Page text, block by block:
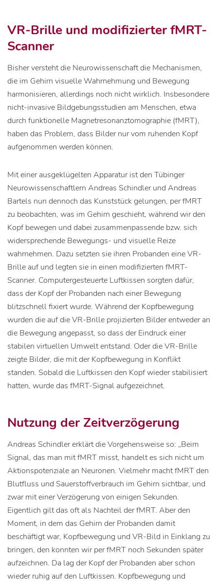
VR-Brille und modifizierter fMRT-
Scanner
Bisher versteht die Neurowissenschaft die Mechanismen,
die im Gehirn visuelle Wahrnehmung und Bewegung
harmonisieren, allerdings noch nicht wirklich. Insbesondere
nicht-invasive Bildgebungsstudien am Menschen, etwa
durch funktionelle Magnetresonanztomographie (fMRT),
haben das Problem, dass Bilder nur vom ruhenden Kopf
aufgenommen werden können.
Mit einer ausgeklügelten Apparatur ist den Tübinger
Neurowissenschaftlern Andreas Schindler und Andreas
Bartels nun dennoch das Kunststück gelungen, per fMRT
zu beobachten, was im Gehirn geschieht, während wir den
Kopf bewegen und dabei zusammenpassende bzw. sich
widersprechende Bewegungs- und visuelle Reize
wahrnehmen. Dazu setzten sie ihren Probanden eine VR-
Brille auf und legten sie in einen modifizierten fMRT-
Scanner. Computergesteuerte Luftkissen sorgten dafür,
dass der Kopf der Probanden nach einer Bewegung
blitzschnell fixiert wurde. Während der Kopfbewegung
wurden die auf die VR-Brille projizierten Bilder entweder an
die Bewegung angepasst, so dass der Eindruck einer
stabilen virtuellen Umwelt entstand. Oder die VR-Brille
zeigte Bilder, die mit der Kopfbewegung in Konflikt
standen. Sobald die Luftkissen den Kopf wieder stabilisiert
hatten, wurde das fMRT-Signal aufgezeichnet.
Nutzung der Zeitverzögerung
Andreas Schindler erklärt die Vorgehensweise so: „Beim
Signal, das man mit fMRT misst, handelt es sich nicht um
Aktionspotenziale an Neuronen. Vielmehr macht fMRT den
Blutfluss und Sauerstoffverbrauch im Gehirn sichtbar, und
zwar mit einer Verzögerung von einigen Sekunden.
Eigentlich gilt das oft als Nachteil der fMRT. Aber den
Moment, in dem das Gehirn der Probanden damit
beschäftigt war, Kopfbewegung und VR-Bild in Einklang zu
bringen, den konnten wir per fMRT noch Sekunden später
aufzeichnen. Da lag der Kopf der Probanden aber schon
wieder ruhig auf den Luftkissen. Kopfbewegung und